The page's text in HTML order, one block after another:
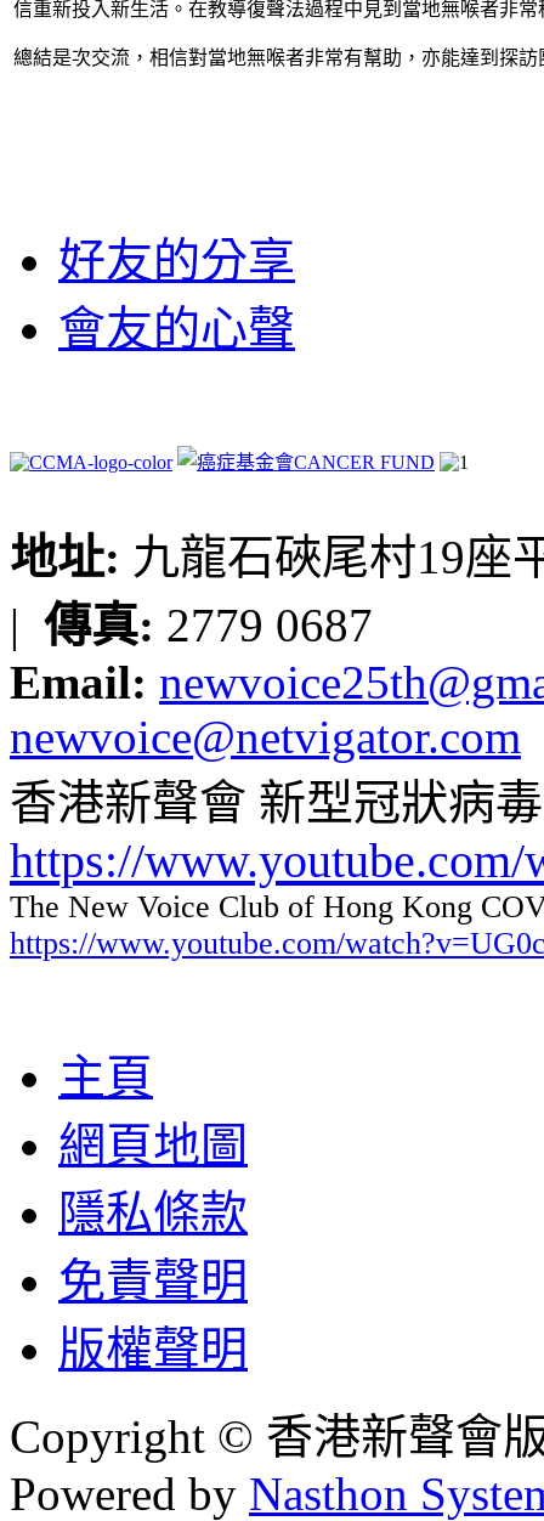
信重新投入新生活。在教導復聲法過程中見到當地無喉者非
總結是次交流，相信對當地無喉者非常有幫助，亦能達到探
好友的分享
會友的心聲
地址: 九龍石硤尾村19座
| 傳真: 2779 0687
Email:
newvoice@netvigator.com
香港新聲會 新型冠狀病
https://
The New Voice Club of Hong Kong
https://www.youtube.com/
主頁
網頁地圖
隱私條款
免責聲明
版權聲明
Copyright © 香港新聲會
Powered by Nasthon